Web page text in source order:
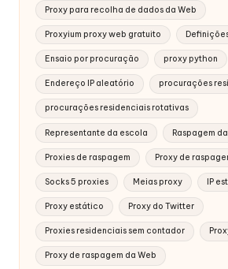
Proxy para recolha de dados da Web
Proxyium proxy web gratuito
Ensaio por procuração proxy python
Endereço IP aleatório procurações
procurações residenciais rotativas
Representante da escola Raspagem
Proxies de raspagem Proxy de
Socks 5 proxies Meias proxy IP
Proxy estático Proxy do Twitter
Proxies residenciais sem contador
Proxy de raspagem da Web